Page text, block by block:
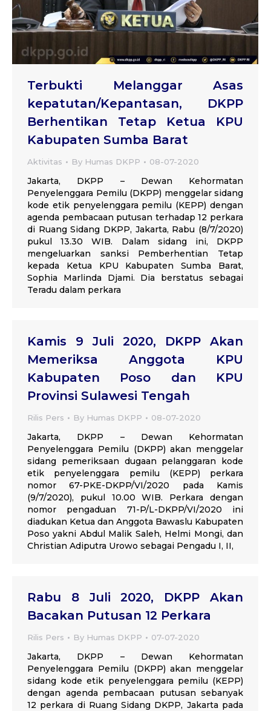
Terbukti Melanggar Asas
kepatutan/Kepantasan, DKPP
Berhentikan Tetap Ketua KPU
Kabupaten Sumba Barat
Aktivitas By Humas DKPP 08-07-2020
Jakarta, DKPP – Dewan Kehormatan
Penyelenggara Pemilu (DKPP) menggelar sidang
kode etik penyelenggara pemilu (KEPP) dengan
agenda pembacaan putusan terhadap 12 perkara
di Ruang Sidang DKPP, Jakarta, Rabu (8/7/2020)
pukul 13.30 WIB. Dalam sidang ini, DKPP
mengeluarkan sanksi Pemberhentian Tetap
kepada Ketua KPU Kabupaten Sumba Barat,
Sophia Marlinda Djami. Dia berstatus sebagai
Teradu dalam perkara
Kamis 9 Juli 2020, DKPP Akan
Memeriksa Anggota KPU
Kabupaten Poso dan KPU
Provinsi Sulawesi Tengah
Rilis Pers By Humas DKPP 08-07-2020
Jakarta, DKPP – Dewan Kehormatan
Penyelenggara Pemilu (DKPP) akan menggelar
sidang pemeriksaan dugaan pelanggaran kode
etik penyelenggara pemilu (KEPP) perkara
nomor 67-PKE-DKPP/VI/2020 pada Kamis
(9/7/2020), pukul 10.00 WIB. Perkara dengan
nomor pengaduan 71-P/L-DKPP/VI/2020 ini
diadukan Ketua dan Anggota Bawaslu Kabupaten
Poso yakni Abdul Malik Saleh, Helmi Mongi, dan
Christian Adiputra Urowo sebagai Pengadu I, II,
Rabu 8 Juli 2020, DKPP Akan
Bacakan Putusan 12 Perkara
Rilis Pers By Humas DKPP 07-07-2020
Jakarta, DKPP – Dewan Kehormatan
Penyelenggara Pemilu (DKPP) akan menggelar
sidang kode etik penyelenggara pemilu (KEPP)
dengan agenda pembacaan putusan sebanyak
12 perkara di Ruang Sidang DKPP, Jakarta pada